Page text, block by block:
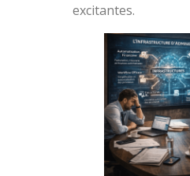
excitantes.